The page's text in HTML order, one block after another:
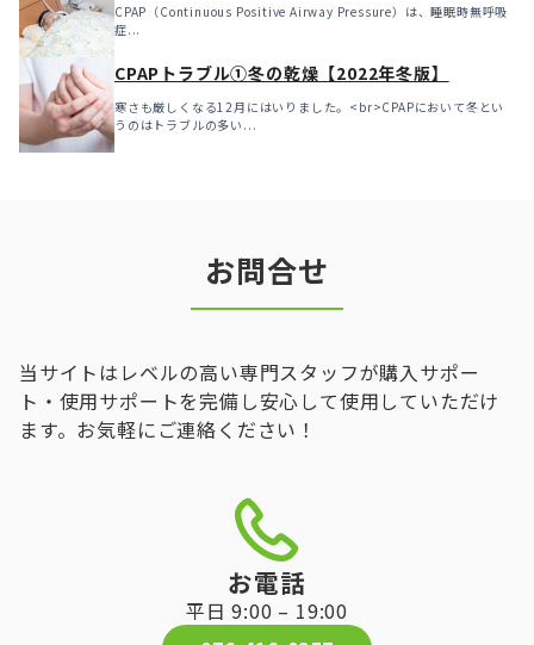
CPAP（Continuous Positive Airway Pressure）は、睡眠時無呼吸
症...
CPAPトラブル①冬の乾燥【2022年冬版】
寒さも厳しくなる12月にはいりました。<br>CPAPにおいて冬とい
うのはトラブルの多い...
お問合せ
当サイトはレベルの高い専門スタッフが購入サポー
ト・使用サポートを完備し安心して使用していただけ
ます。お気軽にご連絡ください！
お電話
平日 9:00 – 19:00